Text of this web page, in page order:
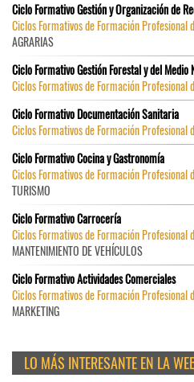
Ciclo Formativo Gestión y Organización de
Ciclos Formativos de Formación Profesional
AGRARIAS
Ciclo Formativo Gestión Forestal y del Medio
Ciclos Formativos de Formación Profesional
Ciclo Formativo Documentación Sanitaria
Ciclos Formativos de Formación Profesional
Ciclo Formativo Cocina y Gastronomía
Ciclos Formativos de Formación Profesional
TURISMO
Ciclo Formativo Carrocería
Ciclos Formativos de Formación Profesional
MANTENIMIENTO DE VEHÍCULOS
Ciclo Formativo Actividades Comerciales
Ciclos Formativos de Formación Profesional
MARKETING
LO MÁS INTERESANTE EN LA